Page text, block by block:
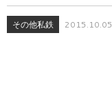
その他私鉄 2015.10.05